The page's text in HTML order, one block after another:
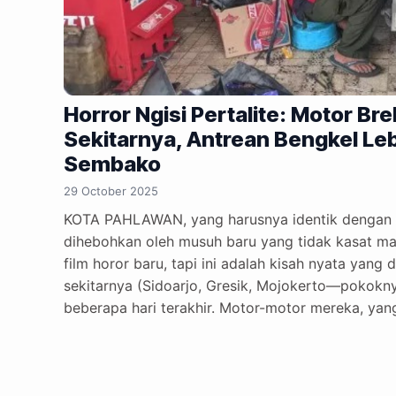
Horror Ngisi Pertalite: Motor
Sekitarnya, Antrean Bengkel
Sembako
29 October 2025
KOTA PAHLAWAN, yang harusnya identik
dihebohkan oleh musuh baru yang tidak kasat
film horor baru, tapi ini adalah kisah nyata yang
sekitarnya (Sidoarjo, Gresik,
beberapa hari terakhir. Motor-motor mereka,